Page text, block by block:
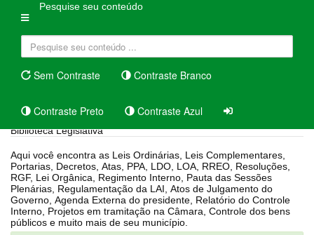
Pesquise seu conteúdo
Sem Contraste Contraste Branco
Contraste Preto Contraste Azul
Biblioteca Legislativa
Aqui você encontra as Leis Ordinárias, Leis Complementares,
Portarias, Decretos, Atas, PPA, LDO, LOA, RREO, Resoluções,
RGF, Lei Orgânica, Regimento Interno, Pauta das Sessões
Plenárias, Regulamentação da LAI, Atos de Julgamento do
Governo, Agenda Externa do presidente, Relatório do Controle
Interno, Projetos em tramitação na Câmara, Controle dos bens
públicos e muito mais de seu município.